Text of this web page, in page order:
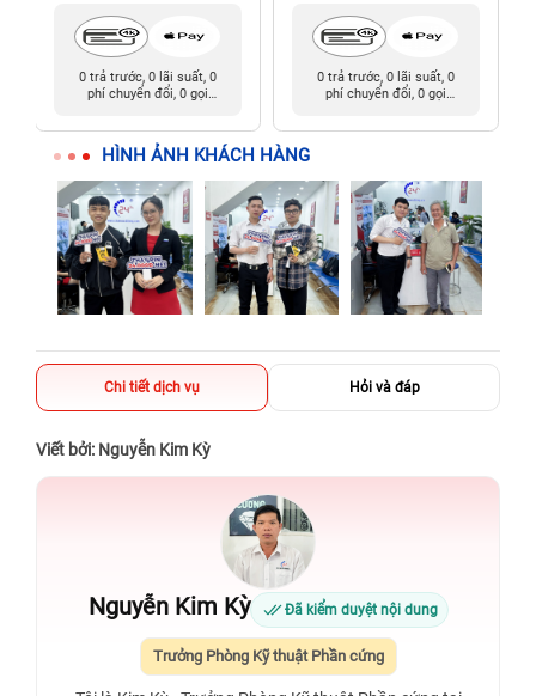
0 trả trước, 0 lãi suất, 0
phí chuyển đổi, 0 gọi
0 trả trước, 0 lãi suất, 0
phí chuyển đổi, 0 gọi
HÌNH ẢNH KHÁCH HÀNG
Chi tiết dịch vụ Hỏi và đáp
Viết bởi: Nguyễn Kim Kỳ
Nguyễn Kim Kỳ Đã kiểm duyệt nội dung
Trưởng Phòng Kỹ thuật Phần cứng